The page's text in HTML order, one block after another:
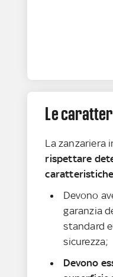
Le
La zanzariera
rispettare
caratteristiche
Devono
garanzia
standard
sicurezza;
Devono